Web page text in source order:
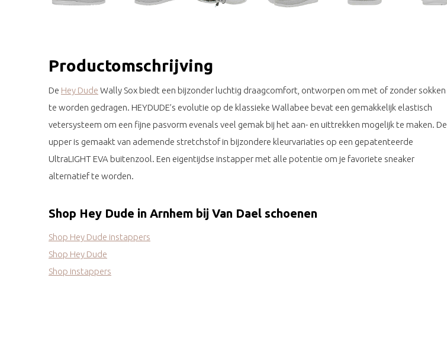
Productomschrijving
De Hey Dude Wally Sox biedt een bijzonder luchtig draagcomfort, ontworpen om met of zonder sokken
te worden gedragen. HEYDUDE’s evolutie op de klassieke Wallabee bevat een gemakkelijk elastisch
vetersysteem om een fijne pasvorm evenals veel gemak bij het aan- en uittrekken mogelijk te maken. De
upper is gemaakt van ademende stretchstof in bijzondere kleurvariaties op een gepatenteerde
UltraLIGHT EVA buitenzool. Een eigentijdse instapper met alle potentie om je favoriete sneaker
alternatief te worden.
Shop Hey Dude in Arnhem bij Van Dael schoenen
Shop Hey Dude instappers
Shop Hey Dude
Shop instappers